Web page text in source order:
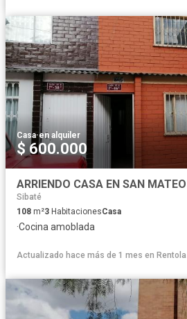
Casa·en alquiler
$ 600.000
ARRIENDO CASA EN SAN MATEO
Sibaté
108 m²3 HabitacionesCasa
·Cocina amoblada
Actualizado hace más de 1 mes en Rentola